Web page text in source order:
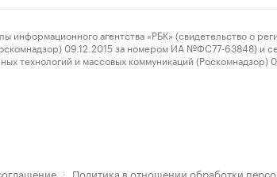
агентства «РБК» (свидетельство о
09.12.2015 за номером ИА №ФС77-63848) и
технологий и массовых коммуникаций
· Политика в отношении обработки